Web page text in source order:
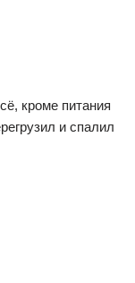
кроме питания
и спалил